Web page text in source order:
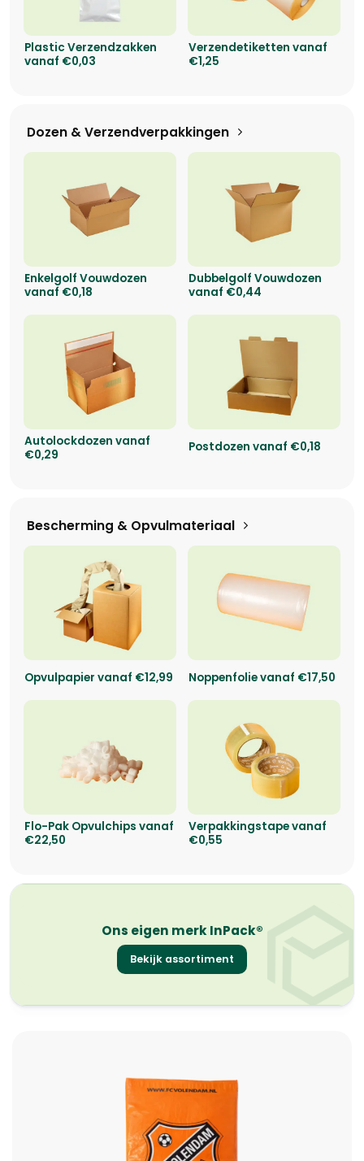
Plastic Verzendzakken
vanaf €0,03
Verzendetiketten vanaf
€1,25
Dozen & Verzendverpakkingen
Enkelgolf Vouwdozen
vanaf €0,18
Dubbelgolf Vouwdozen
vanaf €0,44
Autolockdozen vanaf
€0,29
Postdozen vanaf €0,18
Bescherming & Opvulmateriaal
Opvulpapier vanaf €12,99 Noppenfolie vanaf €17,50
Flo-Pak Opvulchips vanaf
€22,50
Verpakkingstape vanaf
€0,55
Ons eigen merk InPack®
Bekijk assortiment